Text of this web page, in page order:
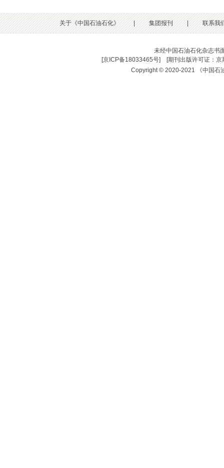
关于《中国石油石化》 集团报刊 联系我
未经中国石油石化杂志书
[京ICP备18033465号] [期刊出版许可证：
Copyright © 2020-2021 《中国石